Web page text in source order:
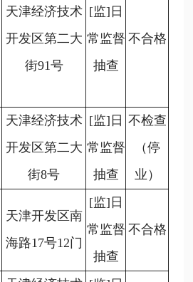
天津经济技术
开发区第二大
街91号
[监]日
常监督
抽查
不合格
天津经济技术
开发区第二大
街8号
[监]日
常监督
抽查
不检查
（停
业）
天津开发区南
海路17号12门
[监]日
常监督
抽查
不合格